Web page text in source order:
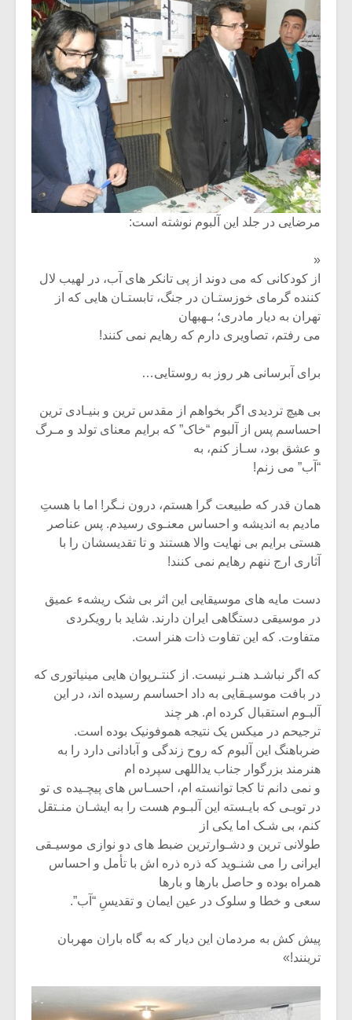
مرضایی در جلد این آلبوم نوشته است:
«
از کودکانی که می دوند از پی تانکر های آب، در لهیب لال
کننده گرمای خوزستـان در جنگ، تابستـان هایی که از
تهران به دیار مادری؛ بـهبهان
می رفتم، تصاویری دارم که رهایم نمی کنند!
برای آبرسانی هر روز به روستایی…
بی هیچ تردیدی اگر بخواهم از مقدس ترین و بنیـادی ترین
احساسم پس از آلبوم “خاک” که برایم معنای تولد و مـرگ
و عشق بود، سـاز کنم، به
“آب” می زنم!
همان قدر که طبیعت گرا هستم، درون نـگر! اما با هستِ
مادیم به اندیشه و احساس معنـوی رسیدم. پس عناصر
هستی برایم بی نهایت والا هستند و تا تقدیسشان را با
آثاری ارج ننهم رهایم نمی کنند!
دست مایه های موسیقایی این اثر بی شک ریشهء عمیق
در موسیقی دستگاهی ایران دارند. شاید با رویکردی
متفاوت. که این تفاوت ذات هنر است.
که اگر نباشـد هنـر نیست. از کنتـرپوان هایی مینیاتوری که
در بافت موسیـقایی به داد احساسم رسیده اند، در این
آلبـوم استقبال کرده ام. هر چند
ترجیحم در میکس یک نتیجه هموفونیک بوده است.
ضرباهنگ این آلبوم که روح زندگی و آبادانی دارد را به
هنرمند بزرگوار جناب یداللهی سپرده ام
و نمی دانم تا کجا توانسته ام، احسـاس های پیچـیده ی تو
در تویـی که بایـسته این آلبـوم هست را به ایشـان منـتقل
کنم، بی شـک اما یکی از
طولانی ترین و دشـوارترین ضبط های دو نوازی موسیـقی
ایرانی را می شنـوید که ذره ذره اش با تأمل و احساس
همراه بوده و حاصل بارها و بارها
سعی و خطا و سلوک در عین ایمان و تقدیسِ “آب”.
پیش کش به مردمان این دیار که به گاه باران مهربان
ترینند!»
اگر نمی توانی
مشهورترین باشی،
بدنام ترین باش
سکانسی
موسیقی